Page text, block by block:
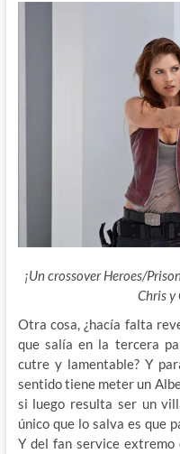
¡Un crossover Heroes/
Chris y
Otra cosa, ¿hacía falta
que salía en la tercera
cutre y lamentable? Y
sentido tiene meter un
si luego resulta ser un
único que lo salva es que
Y del fan service